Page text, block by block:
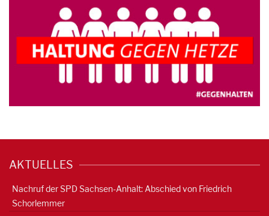
AKTUELLES
Nachruf der SPD Sachsen-Anhalt: Abschied von Friedrich
Schorlemmer